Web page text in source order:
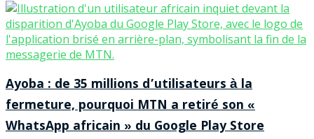
Ayoba : de 35 millions d’utilisateurs à la
fermeture, pourquoi MTN a retiré son «
WhatsApp africain » du Google Play Store